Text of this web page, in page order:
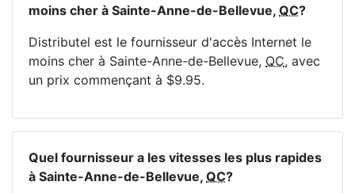
moins cher à Sainte-Anne-de-Bellevue, QC?
Distributel est le fournisseur d'accès Internet le
moins cher à Sainte-Anne-de-Bellevue, QC, avec
un prix commençant à $9.95.
Quel fournisseur a les vitesses les plus rapides
à Sainte-Anne-de-Bellevue, QC?